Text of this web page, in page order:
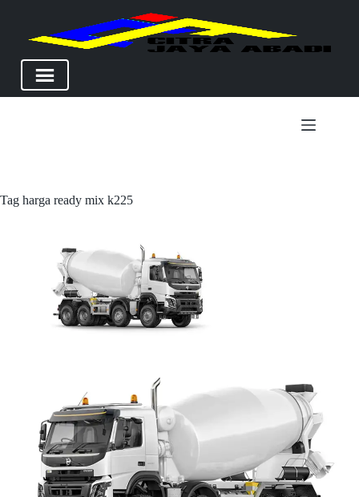
Tag harga ready mix k225